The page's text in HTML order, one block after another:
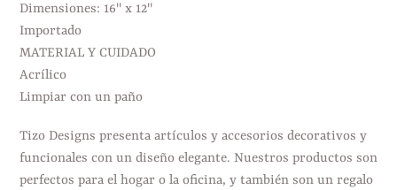
compra
Dimensiones: 16" x 12"
Importado
MATERIAL Y CUIDADO
Acrílico
Limpiar con un paño
Tizo Designs presenta artículos y accesorios decorativos y
funcionales con un diseño elegante. Nuestros productos son
perfectos para el hogar o la oficina, y también son un regalo